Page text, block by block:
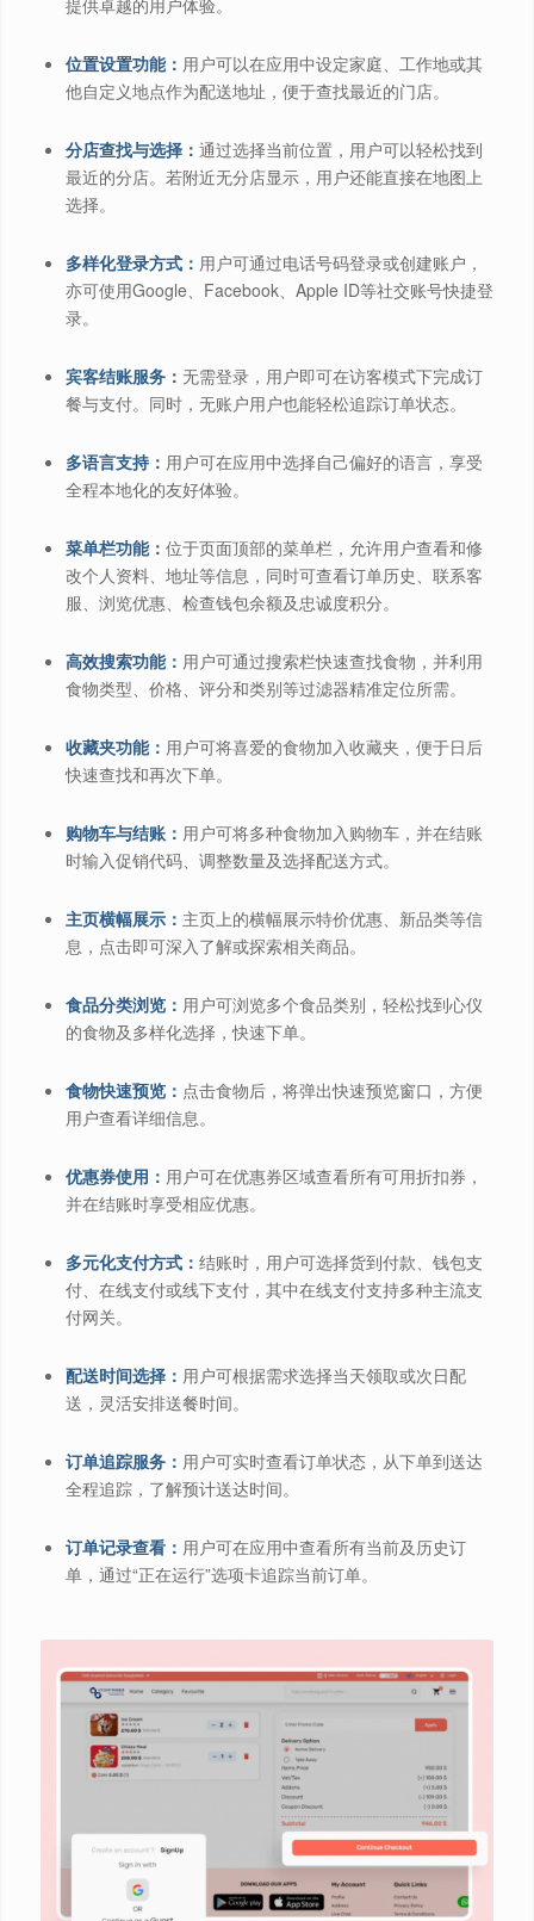
提供卓越的用户体验。
位置设置功能： 用户可以在应用中设定家庭、工作地或其
他自定义地点作为配送地址，便于查找最近的门店。
分店查找与选择： 通过选择当前位置，用户可以轻松找到
最近的分店。若附近无分店显示，用户还能直接在地图上
选择。
多样化登录方式： 用户可通过电话号码登录或创建账户，
亦可使用Google、Facebook、Apple ID等社交账号快捷登
录。
宾客结账服务： 无需登录，用户即可在访客模式下完成订
餐与支付。同时，无账户用户也能轻松追踪订单状态。
多语言支持： 用户可在应用中选择自己偏好的语言，享受
全程本地化的友好体验。
菜单栏功能： 位于页面顶部的菜单栏，允许用户查看和修
改个人资料、地址等信息，同时可查看订单历史、联系客
服、浏览优惠、检查钱包余额及忠诚度积分。
高效搜索功能： 用户可通过搜索栏快速查找食物，并利用
食物类型、价格、评分和类别等过滤器精准定位所需。
收藏夹功能： 用户可将喜爱的食物加入收藏夹，便于日后
快速查找和再次下单。
购物车与结账： 用户可将多种食物加入购物车，并在结账
时输入促销代码、调整数量及选择配送方式。
主页横幅展示： 主页上的横幅展示特价优惠、新品类等信
息，点击即可深入了解或探索相关商品。
食品分类浏览： 用户可浏览多个食品类别，轻松找到心仪
的食物及多样化选择，快速下单。
食物快速预览： 点击食物后，将弹出快速预览窗口，方便
用户查看详细信息。
优惠券使用： 用户可在优惠券区域查看所有可用折扣券，
并在结账时享受相应优惠。
多元化支付方式： 结账时，用户可选择货到付款、钱包支
付、在线支付或线下支付，其中在线支付支持多种主流支
付网关。
配送时间选择： 用户可根据需求选择当天领取或次日配
送，灵活安排送餐时间。
订单追踪服务： 用户可实时查看订单状态，从下单到送达
全程追踪，了解预计送达时间。
订单记录查看： 用户可在应用中查看所有当前及历史订
单，通过“正在运行”选项卡追踪当前订单。